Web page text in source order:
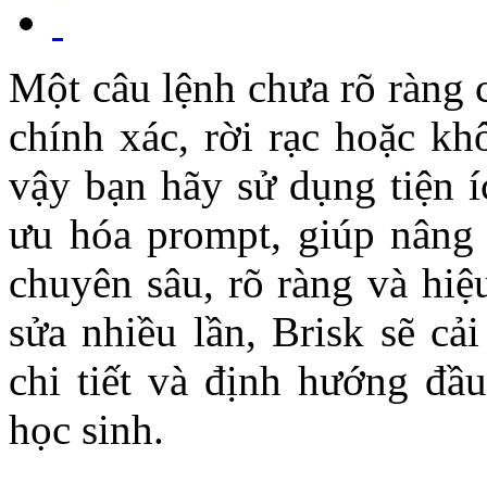
Một câu lệnh chưa rõ ràng
chính xác, rời rạc hoặc
vậy bạn hãy sử dụng tiện
ưu hóa prompt, giúp
chuyên sâu, rõ ràng và
sửa nhiều lần, Brisk sẽ
chi tiết và định hướng
học sinh.